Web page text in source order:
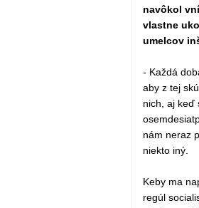
navôkol
vlastne
umelcov
- Každá
aby z tej
nich, aj keď
nám neraz
niekto iný.
Keby ma
regúl